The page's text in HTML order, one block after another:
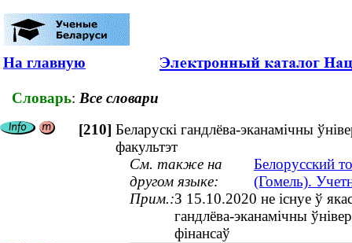
На главную
Словарь: Все словари
[210] Беларускі гандлёва-эканамічны
факультэт
См. также на
другом языке:
Белорусский
(Гомель).
Прим.:З 15.10.2020 не існуе ў
гандлёва-эканамічны
фінансаў